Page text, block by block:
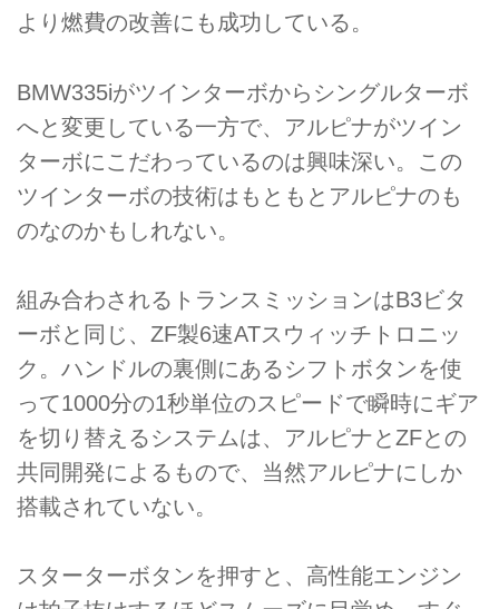
より燃費の改善にも成功している。
BMW335iがツインターボからシングルターボ
へと変更している一方で、アルピナがツイン
ターボにこだわっているのは興味深い。この
ツインターボの技術はもともとアルピナのも
のなのかもしれない。
組み合わされるトランスミッションはB3ビタ
ーボと同じ、ZF製6速ATスウィッチトロニッ
ク。ハンドルの裏側にあるシフトボタンを使
って1000分の1秒単位のスピードで瞬時にギア
を切り替えるシステムは、アルピナとZFとの
共同開発によるもので、当然アルピナにしか
搭載されていない。
スターターボタンを押すと、高性能エンジン